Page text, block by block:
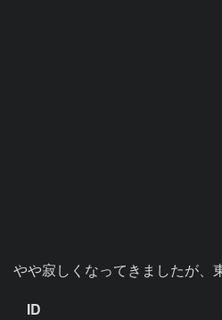
やや寂しくなってきましたが、
ID